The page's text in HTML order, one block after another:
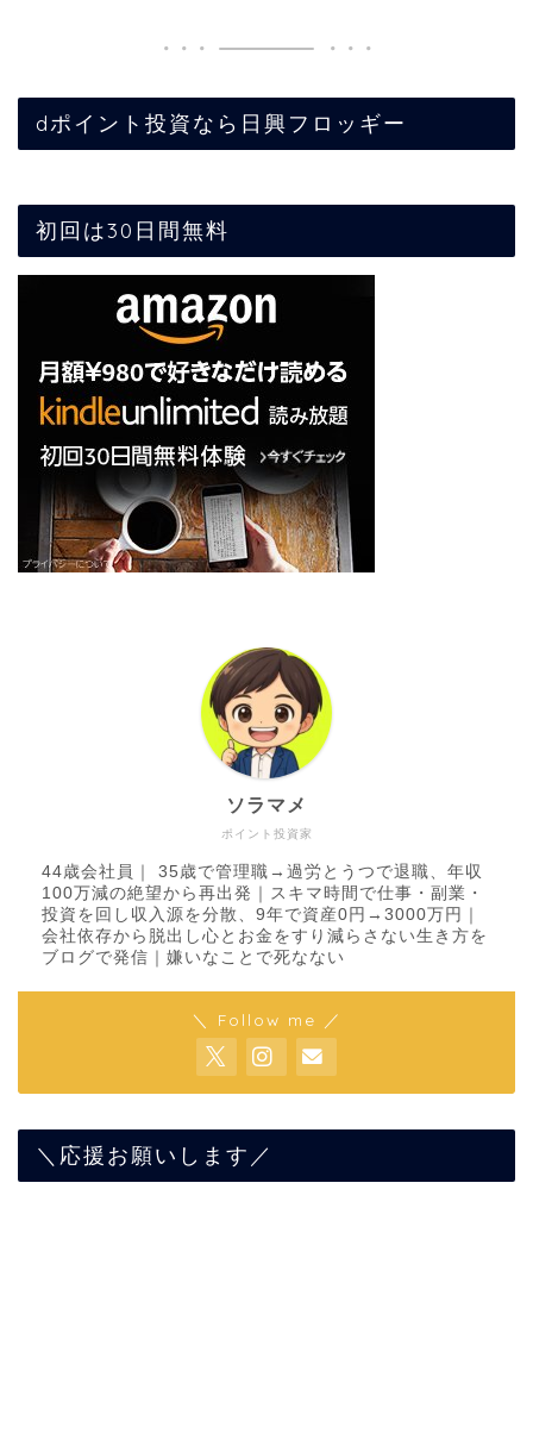
dポイント投資なら日興フロッギー
初回は30日間無料
ポイント投資家
ソラマメ
44歳会社員｜ 35歳で管理職→過労とうつで退職、年収
100万減の絶望から再出発｜スキマ時間で仕事・副業・
投資を回し収入源を分散、9年で資産0円→3000万円｜
会社依存から脱出し心とお金をすり減らさない生き方を
ブログで発信｜嫌いなことで死なない
＼ Follow me ／
＼応援お願いします／